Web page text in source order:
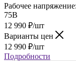
Рабочее напряжение:
75В
12 990 ₽/шт
Варианты цен
12 990 ₽/шт
Подробности